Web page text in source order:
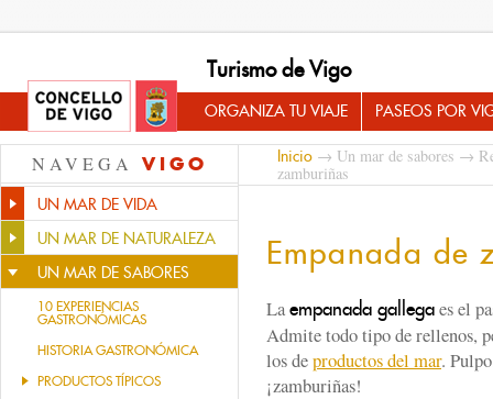
Turismo de Vigo
ORGANIZA TU VIAJE PASEOS POR
NAVEGA VIGO
UN MAR DE VIDA
UN MAR DE NATURALEZA
UN MAR DE SABORES
10 EXPERIENCIAS
GASTRONÓMICAS
HISTORIA GASTRONÓMICA
PRODUCTOS TÍPICOS
Inicio → Un mar de sabores →
zamburiñas
Empanada de
Laempanada gallegaes el
Admite todo tipo de rellenos,
los deproductos del mar.
¡zamburiñas!